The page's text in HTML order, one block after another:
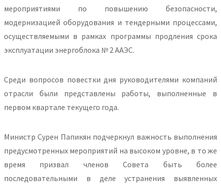
мероприятиями по повышению безопасности,
модернизацией оборудования и тендерными процессами,
осуществляемыми в рамках программы продления срока
эксплуатации энергоблока № 2 ААЭС.
Среди вопросов повестки дня руководителями компаний
отрасли были представлены работы, выполненные в
первом квартале текущего года.
Министр Сурен Папикян подчеркнул важность выполнения
предусмотренных мероприятий на высоком уровне, в то же
время призвал членов Совета быть более
последовательными в деле устранения выявленных